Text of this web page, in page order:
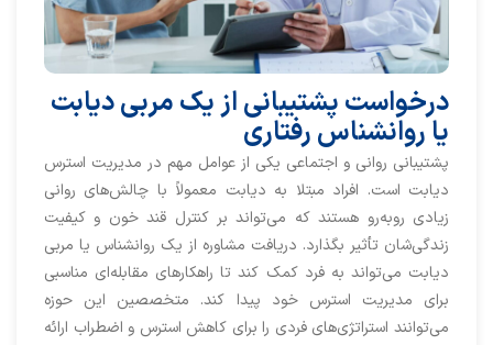
درخواست پشتیبانی از یک مربی دیابت
یا روانشناس رفتاری
پشتیبانی روانی و اجتماعی یکی از عوامل مهم در مدیریت استرس
دیابت است. افراد مبتلا به دیابت معمولاً با چالش‌های روانی
زیادی روبه‌رو هستند که می‌تواند بر کنترل قند خون و کیفیت
زندگی‌شان تأثیر بگذارد. دریافت مشاوره از یک روانشناس یا مربی
دیابت می‌تواند به فرد کمک کند تا راهکارهای مقابله‌ای مناسبی
برای مدیریت استرس خود پیدا کند. متخصصین این حوزه
می‌توانند استراتژی‌های فردی را برای کاهش استرس و اضطراب ارائه